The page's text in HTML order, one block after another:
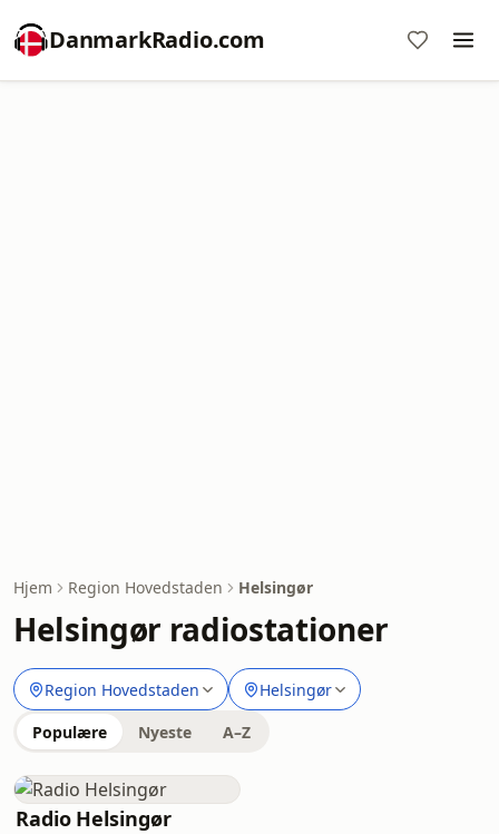
DanmarkRadio.com
Hjem Region Hovedstaden Helsingør
Helsingør radiostationer
Region Hovedstaden Helsingør
Populære Nyeste A–Z
Radio Helsingør